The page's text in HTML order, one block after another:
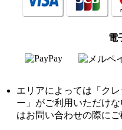
電
エリアによっては「ク
ー」がご利用いただけ
はお問い合わせの際にご